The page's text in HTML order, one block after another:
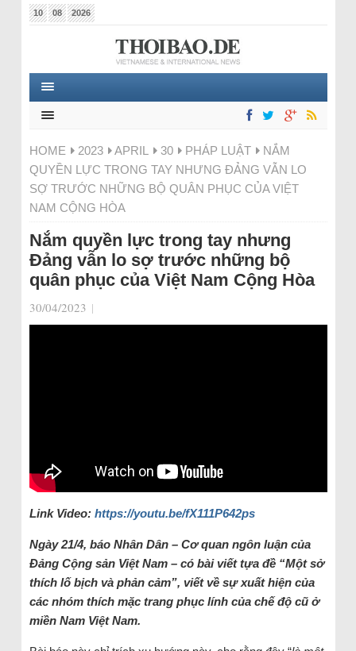
10 08 2026
HOME 2023 APRIL 30 PHÁP LUẬT
NẮM
QUYỀN LỰC TRONG TAY NHƯNG ĐẢNG VẪN LO
SỢ TRƯỚC NHỮNG BỘ QUÂN PHỤC CỦA VIỆT
NAM CỘNG HÒA
Nắm quyền lực trong tay nhưng
Đảng vẫn lo sợ trước những bộ
quân phục của Việt Nam Cộng Hòa
30/04/2023 |
Link Video: https://youtu.be/fX111P642ps
Ngày 21/4, báo Nhân Dân –Cơ quan ngôn luận của
Đảng Cộng sản Việt Nam – có bài viết tựa đề “Một sở
thích lố bịch và phản cảm”, viết về sự xuất hiện của
các nhóm thích mặc trang phục lính của chế độ cũ ở
miền Nam Việt Nam.